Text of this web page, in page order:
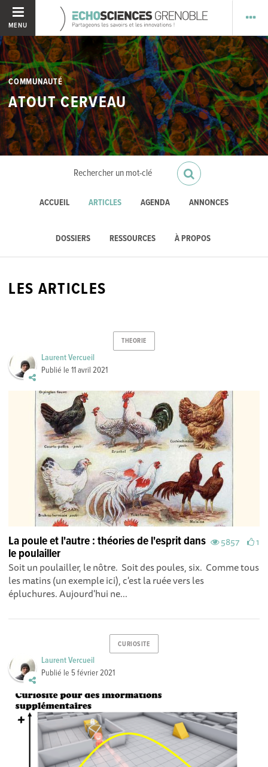
MENU
COMMUNAUTÉ
ATOUT CERVEAU
ACCUEIL ARTICLES AGENDA ANNONCES
DOSSIERS RESSOURCES À PROPOS
LES ARTICLES
THEORIE
Laurent Vercueil
Publié le11 avril 2021
5857 1
La poule et l'autre : théories de l'esprit dans
le poulailler
Soit un poulailler, le nôtre. Soit des poules, six. Comme tous
les matins (un exemple ici), c'est la ruée vers les
épluchures. Aujourd'hui ne...
CURIOSITE
Laurent Vercueil
Publié le 5 février 2021